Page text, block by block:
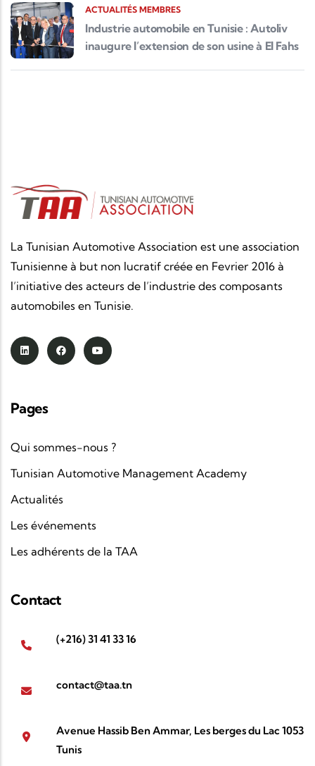
ACTUALITÉS MEMBRES
Industrie automobile en Tunisie : Autoliv
inaugure l’extension de son usine à El Fahs
La Tunisian Automotive Association est une association
Tunisienne à but non lucratif créée en Fevrier 2016 à
l’initiative des acteurs de l’industrie des composants
automobiles en Tunisie.
Pages
Qui sommes-nous ?
Tunisian Automotive Management Academy
Actualités
Les événements
Les adhérents de la TAA
Contact
(+216) 31 41 33 16
contact@taa.tn
Avenue Hassib Ben Ammar, Les berges du Lac 1053
Tunis